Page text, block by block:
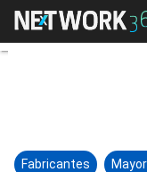
Fabricantes